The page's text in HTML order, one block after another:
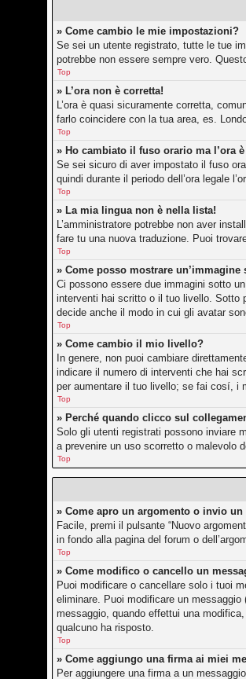
» Come cambio le mie impostazioni?
Se sei un utente registrato, tutte le tue
potrebbe non essere sempre vero.
Top
» L’ora non è corretta!
L’ora è quasi sicuramente corretta,
farlo coincidere con la tua area, es.
Top
» Ho cambiato il fuso orario ma l’ora
Se sei sicuro di aver impostato il fuso
quindi durante il periodo dell’ora legale
Top
» La mia lingua non è nella lista!
L’amministratore potrebbe non aver
fare tu una nuova traduzione. Puoi
Top
» Come posso mostrare
Ci possono essere due immagini sotto
interventi hai scritto o il tuo livello. Sotto
decide anche il modo in cui gli avatar
Top
» Come cambio il mio livello?
In genere, non puoi cambiare
indicare il numero di interventi che hai
per aumentare il tuo livello; se fai cosí, i
Top
» Perché quando clicco sul
Solo gli utenti registrati possono inviare
a prevenire un uso scorretto o malevolo
Top
» Come apro un argomento o invio
Facile, premi il pulsante “Nuovo
in fondo alla pagina del forum o
Top
» Come modifico o cancello un
Puoi modificare o cancellare solo i tuoi
eliminare. Puoi modificare un
messaggio, quando effettui una
qualcuno ha risposto.
Top
» Come aggiungo una firma ai miei
Per aggiungere una firma a un